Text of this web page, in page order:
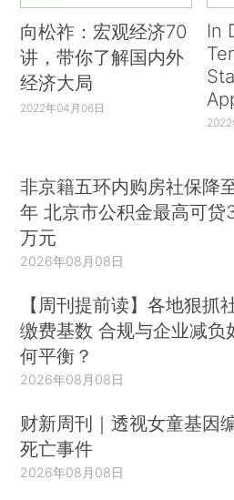
向松祚：宏观经济70
讲，带你了解国内外
经济大局
2022年04月06日
In
2022
非京籍五环内购房社保降
年 北京市公积金最高可贷
万元
2026年08月08日
【周刊提前读】各地狠抓
缴费基数 合规与企业减负
何平衡？
2026年08月08日
财新周刊｜透视女童基因
死亡事件
2026年08月08日